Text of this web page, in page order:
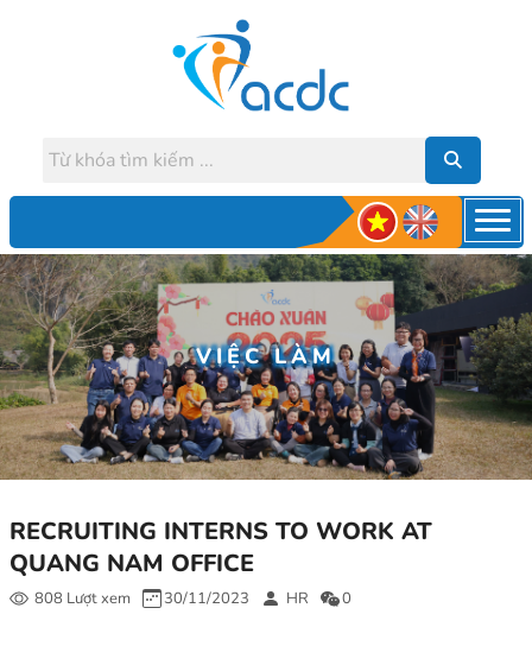
VIỆC LÀM
RECRUITING INTERNS TO WORK AT
QUANG NAM OFFICE
808 Lượt xem 30/11/2023 HR 0